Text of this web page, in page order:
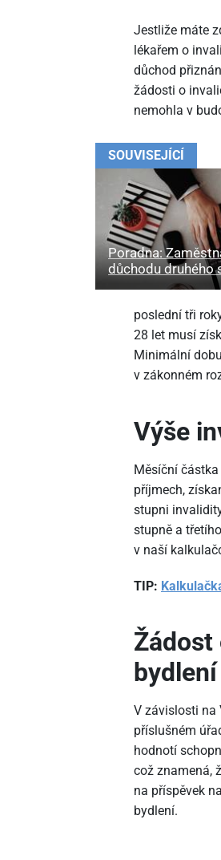
Jestliže máte
lékařem o
důchod
žádosti o
nemohla v
SOUVISEJÍCÍ
Poradna:
důchodu druhého
poslední tři
28 let musí
Minimální
v zákonném
Výše
Měsíční
příjmech,
stupni
stupně a
v naší
TIP:
Žádost
bydlení
V závislosti na
příslušném
hodnotí
což znamená,
na příspěvek
bydlení.